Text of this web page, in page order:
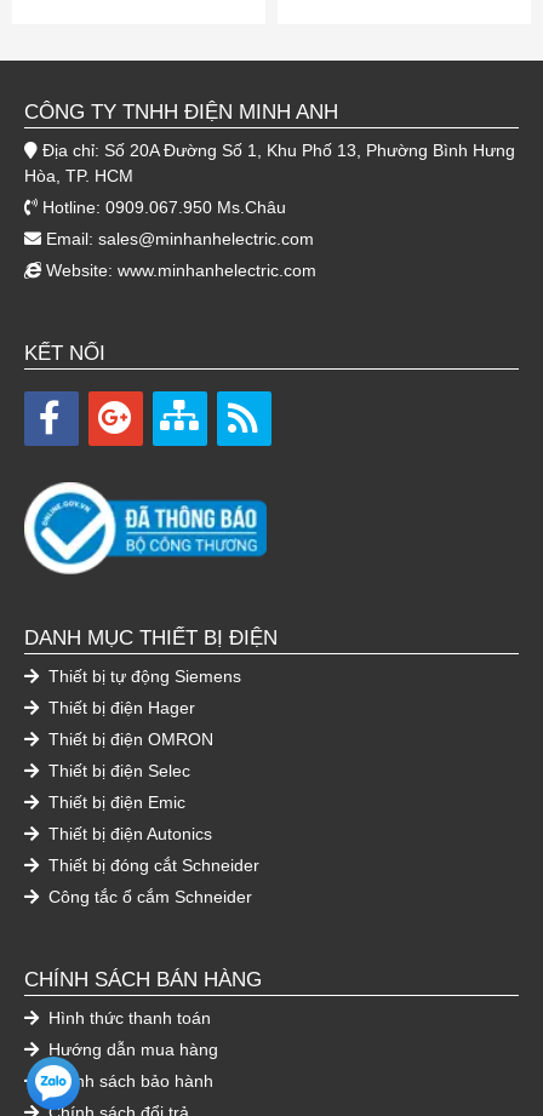
CÔNG TY TNHH ĐIỆN MINH ANH
Địa chỉ: Số 20A Đường Số 1, Khu Phố 13, Phường Bình Hưng
Hòa, TP. HCM
Hotline: 0909.067.950 Ms.Châu
Email: sales@minhanhelectric.com
Website: www.minhanhelectric.com
KẾT NỐI
DANH MỤC THIẾT BỊ ĐIỆN
Thiết bị tự động Siemens
Thiết bị điện Hager
Thiết bị điện OMRON
Thiết bị điện Selec
Thiết bị điện Emic
Thiết bị điện Autonics
Thiết bị đóng cắt Schneider
Công tắc ổ cắm Schneider
CHÍNH SÁCH BÁN HÀNG
Hình thức thanh toán
Hướng dẫn mua hàng
Chính sách bảo hành
Chính sách đổi trả